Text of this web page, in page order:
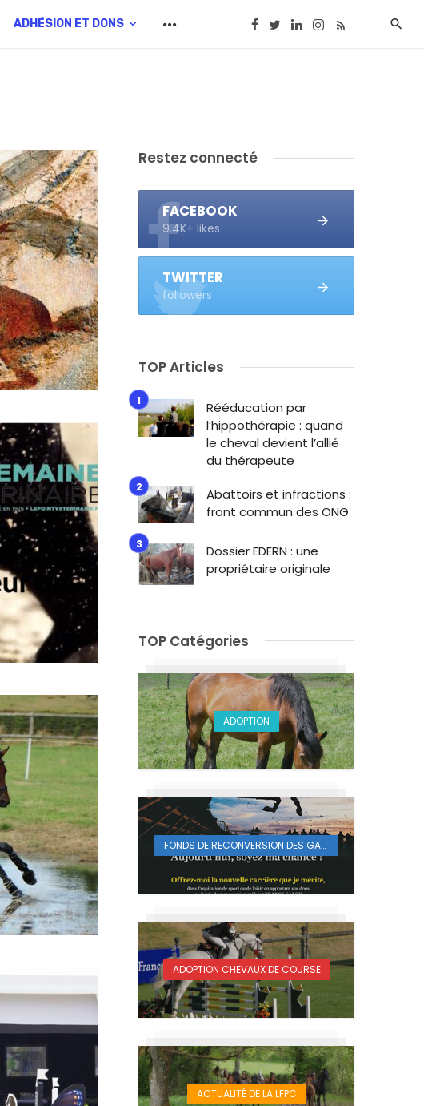
ADHÉSION ET DONS
Restez connecté
FACEBOOK
9.4K+ likes
TWITTER
followers
TOP Articles
Rééducation par
l’hippothérapie : quand
le cheval devient l’allié
du thérapeute
Abattoirs et infractions :
front commun des ONG
Dossier EDERN : une
propriétaire originale
TOP Catégories
ADOPTION
FONDS DE RECONVERSION DES GALOPEURS
ADOPTION CHEVAUX DE COURSE
ACTUALITÉ DE LA LFPC